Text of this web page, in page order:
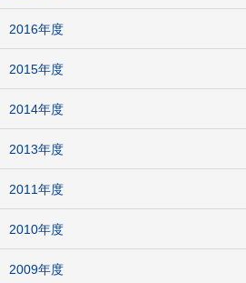
2016年度
2015年度
2014年度
2013年度
2011年度
2010年度
2009年度